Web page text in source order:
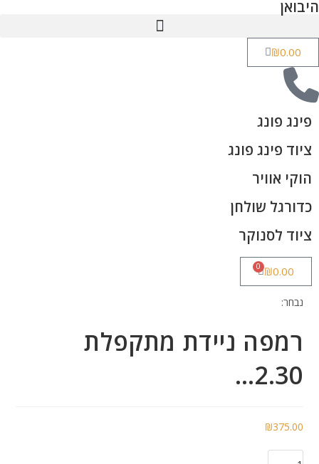
היבואן
₪0.00
פינג פונג
ציוד פינג פונג
הוקי אוויר
כדורגל שולחן
ציוד לסנוקר
₪0.00
0
נבחר:
רמפה ניידת מתקפלת
2.30…
₪375.00